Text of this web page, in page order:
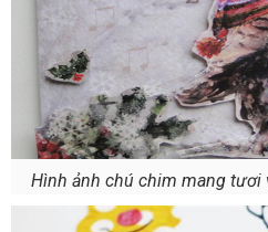
Hình ảnh chú chim mang tươi